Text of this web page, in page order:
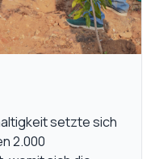
setzte sich
2.000